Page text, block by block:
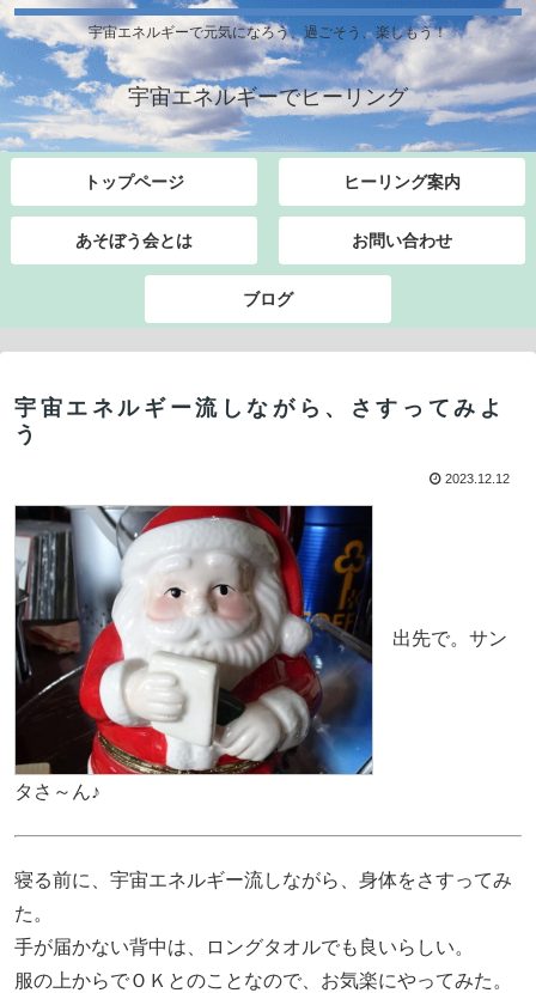
宇宙エネルギーで元気になろう、過ごそう、楽しもう！
宇宙エネルギーでヒーリング
トップページ ヒーリング案内
あそぼう会とは お問い合わせ
ブログ
宇宙エネルギー流しながら、さすってみよ
う
2023.12.12
出先で。サン
タさ～ん♪
寝る前に、宇宙エネルギー流しながら、身体をさすってみ
た。
手が届かない背中は、ロングタオルでも良いらしい。
服の上からでＯＫとのことなので、お気楽にやってみた。